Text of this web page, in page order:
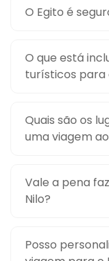
O Egito é
O que está
turísticos para
Quais são os
uma viagem
Vale a pena
Nilo?
Posso